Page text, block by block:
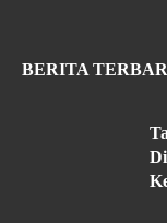
BERITA